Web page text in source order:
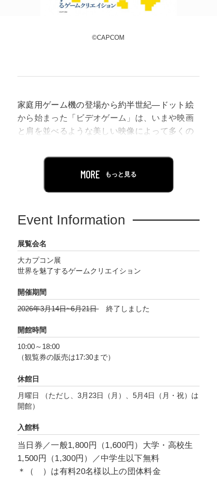
©CAPCOM
家庭用ゲーム機の登場から約半世紀―ドット絵
から始まった「ビデオゲーム」は、いまや映画
と肩を並べるような美しい映像によって多くの
に広く浸透し大衆文化の一部となったゲームは
いまや、テクノロジーと表現の領域を横断し、
1983年の創業から世界的ゲームソフトメーカー
プコンは、数多くのタイトルを開発し、世界の
人々を魅了してきました。
本展では開発者たちの「手」による企画書や原
画、ポスターやパッケージなどのグラフィック
ワーク、体験型コンテンツ、最新技術など、ゲ
ーム誕生の壮大なプロセスとそこに関わるクリ
エイターたちの想像力と実現力を惜しみなく展
覧会という場に投入し、日本が誇るゲーム文化
をあらためて捉えなおす機会を創出します。
MORE もっと見る
Event Information
展覧会名
大カプコン展
世界を魅了するゲームクリエイション
開催期間
2026年3月14日~6月21日
終了しました
開館時間
10:00～18:00
（観覧券の販売は17:30まで）
休館日
月曜日 （ただし、3月23日（月）、5月4日（月・祝）は
開館）
入館料
当日券／一般1,800円（1,600円）大学・高校生
1,500円（1,300円）／中学生以下無料
＊（ ）は有料20名様以上の団体料金